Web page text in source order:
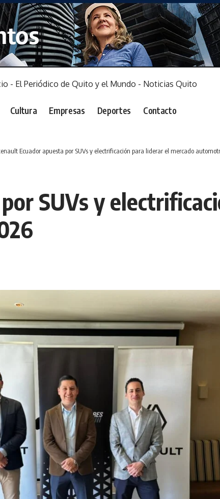
Cultura Empresas Deportes Contacto
Ecuador apuesta por SUVs y electrificación para liderar el mercado
SUVs y